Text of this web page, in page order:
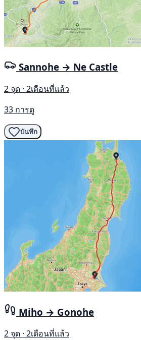
Sannohe → Ne Castle
2 จุด · 2เดือนที่แล้ว
33 การดู
บันทึก
Miho → Gonohe
2 จุด · 2เดือนที่แล้ว